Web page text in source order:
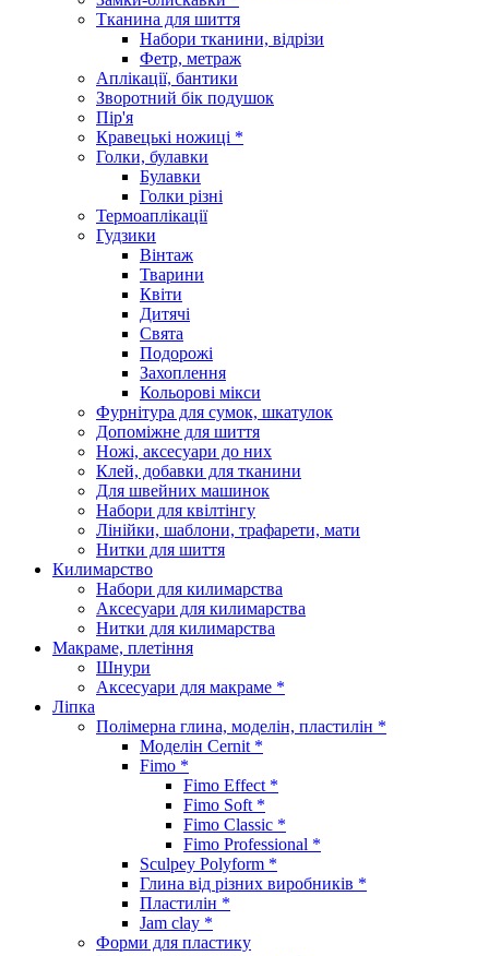
Тканина для шиття
Набори тканини, відрізи
Фетр, метраж
Аплікації, бантики
Зворотний бік подушок
Пір'я
Кравецькі ножиці *
Голки, булавки
Булавки
Голки різні
Термоаплікації
Гудзики
Вінтаж
Тварини
Квіти
Дитячі
Свята
Подорожі
Захоплення
Кольорові мікси
Фурнітура для сумок, шкатулок
Допоміжне для шиття
Ножі, аксесуари до них
Клей, добавки для тканини
Для швейних машинок
Набори для квілтінгу
Лінійки, шаблони, трафарети, мати
Нитки для шиття
Килимарство
Набори для килимарства
Аксесуари для килимарства
Нитки для килимарства
Макраме, плетіння
Шнури
Аксесуари для макраме *
Ліпка
Полімерна глина, моделін, пластилін *
Моделін Cernit *
Fimo *
Fimo Effect *
Fimo Soft *
Fimo Classic *
Fimo Professional *
Sculpey Polyform *
Глина від різних виробників *
Пластилін *
Jam clay *
Форми для пластику